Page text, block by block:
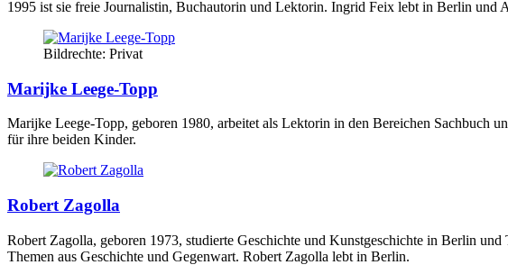
1995 ist sie freie Journalistin, Buchautorin und Lektorin. Ingrid Feix lebt in Berlin und
Bildrechte: Privat
Marijke Leege-Topp
Marijke Leege-Topp, geboren 1980, arbeitet als Lektorin in den Bereichen Sachbuch
für ihre beiden Kinder.
Robert Zagolla
Robert Zagolla, geboren 1973, studierte Geschichte und Kunstgeschichte in Berlin
Themen aus Geschichte und Gegenwart. Robert Zagolla lebt in Berlin.